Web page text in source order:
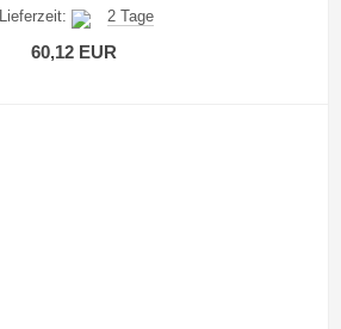
Lieferzeit: 2 Tage
60,12 EUR